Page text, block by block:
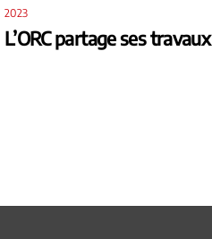
2023
L’ORC partage ses travaux